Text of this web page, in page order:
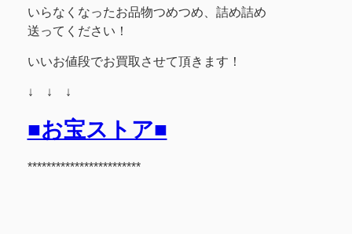
いらなくなったお品物つめつめ、詰め詰め
送ってください！
いいお値段でお買取させて頂きます！
↓ ↓ ↓
■お宝ストア■
************************